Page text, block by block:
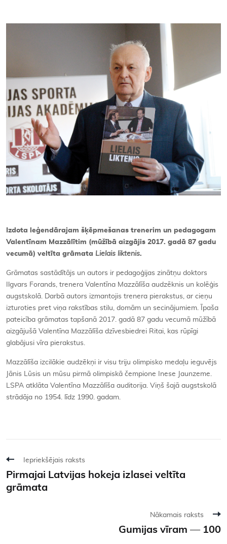
Izdota leģendārajam šķēpmešanas trenerim un pedagogam
Valentīnam Mazzālītim (mūžībā aizgājis 2017. gadā 87 gadu
vecumā) veltīta grāmata Lielais liktenis.
Grāmatas sastādītājs un autors ir pedagoģijas zinātņu doktors
Ilgvars Forands, trenera Valentīna Mazzālīša audzēknis un kolēģis
augstskolā. Darbā autors izmantojis trenera pierakstus, ar cieņu
izturoties pret viņa rakstības stilu, domām un secinājumiem. Īpaša
pateicība grāmatas tapšanā 2017. gadā 87 gadu vecumā mūžībā
aizgājušā Valentīna Mazzālīša dzīvesbiedrei Ritai, kas rūpīgi
glabājusi vīra pierakstus.
Mazzālīša izcilākie audzēkņi ir visu triju olimpisko medaļu ieguvējs
Jānis Lūsis un mūsu pirmā olimpiskā čempione Inese Jaunzeme.
LSPA atklāta Valentīna Mazzālīša auditorija. Viņš šajā augstskolā
strādāja no 1954. līdz 1990. gadam.
Iepriekšējais raksts
Pirmajai Latvijas hokeja izlasei veltīta
grāmata
Nākamais raksts
Gumijas vīram — 100